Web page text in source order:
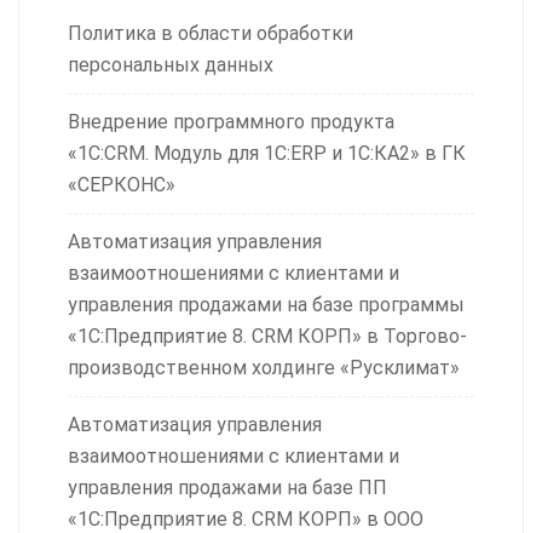
Политика в области обработки
персональных данных
Внедрение программного продукта
«1С:CRM. Модуль для 1С:ERP и 1С:КА2» в ГК
«СЕРКОНС»
Автоматизация управления
взаимоотношениями с клиентами и
управления продажами на базе программы
«1С:Предприятие 8. CRM КОРП» в Торгово-
производственном холдинге «Русклимат»
Автоматизация управления
взаимоотношениями с клиентами и
управления продажами на базе ПП
«1С:Предприятие 8. CRM КОРП» в ООО